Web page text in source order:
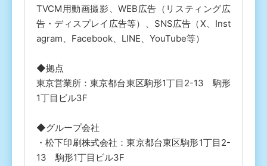
TVCM用動画撮影、WEB広告（リスティング広
告・ディスプレイ広告等）、SNS広告（X、Inst
agram、Facebook、LINE、YouTube等）
◆拠点
東京営業所：東京都台東区駒形1丁目2-13 駒形
1丁目ビル3F
◆グループ会社
・松下印刷株式会社：東京都台東区駒形1丁目2-
13 駒形1丁目ビル3F